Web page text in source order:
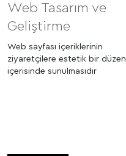
Web Tasarım ve
Geliştirme
Web sayfası içeriklerinin
ziyaretçilere estetik bir düzen
içerisinde sunulmasıdır